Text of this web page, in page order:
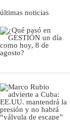
últimas noticias